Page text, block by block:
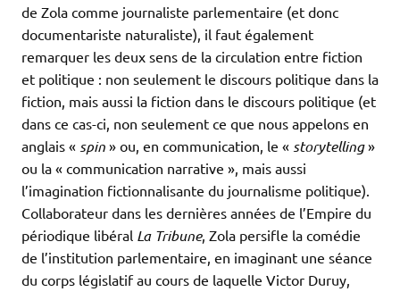
de Zola comme journaliste parlementaire (et donc
documentariste naturaliste), il faut également
remarquer les deux sens de la circulation entre fiction
et politique : non seulement le discours politique dans la
fiction, mais aussi la fiction dans le discours politique (et
dans ce cas-ci, non seulement ce que nous appelons en
anglais « spin » ou, en communication, le « storytelling»
ou la « communication narrative », mais aussi
l’imagination fictionnalisante du journalisme politique).
Collaborateur dans les dernières années de l’Empire du
périodique libéral La Tribune, Zola persifle la comédie
de l’institution parlementaire, en imaginant une séance
du corps législatif au cours de laquelle Victor Duruy,